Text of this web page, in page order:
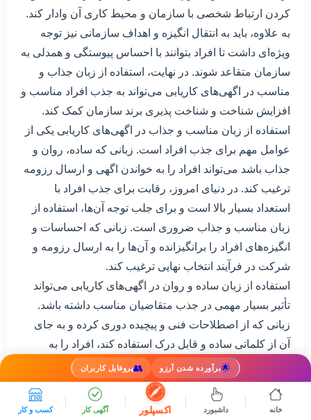
🌟برآورده شدن آرزو 👥پروفایل کاربران
خانه داشبورد اکسپلور آگهی کار کسب و کار
کردن ارتباط شخصی با سازمان و محیط کاری آن وادار کند.
به علاوه، باید به انتقال انگیزه و اهداف سازمانی نیز توجه
ویژه‌ای داشت تا افراد بتوانند با احساس پیوستگی و همدلی به
سازمان متقاعد شوند. در نهایت، استفاده از زبان جذاب و
مناسب در اگهی‌های کاریابی می‌تواند به جذب افراد مناسب و
افزایش شناخت و شناخت پذیری برند سازمان کمک کند.
استفاده از زبان مناسب و جذاب در اگهی‌های کاریابی یکی از
عوامل مهم برای جذب افراد است. زبانی که ساده، روان و
جذاب باشد می‌تواند افراد را به خواندن اگهی و ارسال رزومه
ترغیب کند. در دنیای امروز، رقابت برای جذب افراد با
استعداد بسیار بالا است و برای جلب توجه آن‌ها، استفاده از
زبان مناسب و جذاب ضروری است. زبانی که احساسات و
انگیزه‌های افراد را برانگیزانده و آن‌ها را به ارسال رزومه و
شرکت در فرآیند انتخاب نهایی ترغیب کند.
استفاده از زبان ساده و روان در اگهی‌های کاریابی می‌تواند
تأثیر بسیار مهمی در جذب متقاضیان مناسب داشته باشد.
زبانی که از اصطلاحات فنی و پیچیده دوری کرده و به جای
آن از کلماتی ساده و قابل درک استفاده کند، افراد را به
خواندن ادامه‌ی اگهی ترغیب می‌کند. همچنین، جملات جذاب و
مشوق‌دهنده می‌توانند افراد را به احساس کردن ارتباط
شخصی با سازمان و محیط کاری آن وادار کنند. به علاوه،